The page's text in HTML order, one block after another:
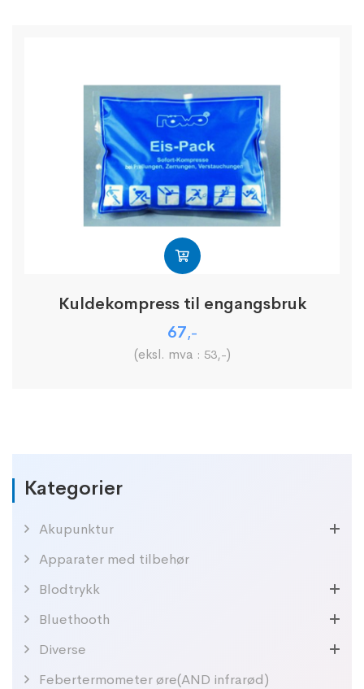
Kategorier
Akupunktur
Apparater med tilbehør
Blodtrykk
Bluethooth
Diverse
Febertermometer øre(AND infrarød)
Kuldekompress til engangsbruk
67,-
(eksl. mva : 53,-)